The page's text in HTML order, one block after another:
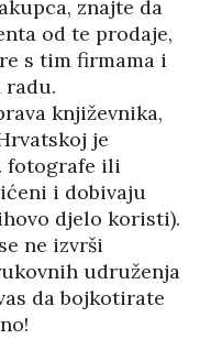
znajte da
od te prodaje,
s tim firmama i
radu.
književnika,
je
fotografe ili
i dobivaju
djelo koristi).
ne izvrši
udruženja
da bojkotirate